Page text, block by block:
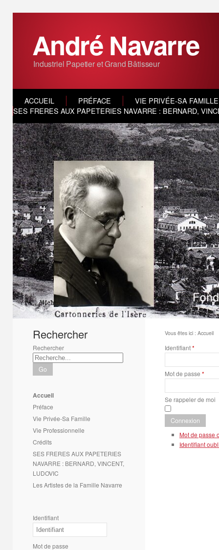
André Navarre
Industriel Papetier et Grand Bâtisseur
ACCUEIL PRÉFACE
VIE PRIVÉE-SA FAMILLE
SES FRERES AUX PAPETERIES NAVARRE : BERNARD,
3 4 5 6
Rechercher
Rechercher
Go
Accueil
Préface
Vie Privée-Sa Famille
Vie Professionnelle
Crédits
SES FRERES AUX PAPETERIES
NAVARRE : BERNARD, VINCENT,
LUDOVIC
Les Artistes de la Famille Navarre
Identifiant
Mot de passe
Vous êtes ici : Accueil
Identifiant*
Mot de passe *
Se rappeler de moi
Connexion
Mot de passe
Identifiant